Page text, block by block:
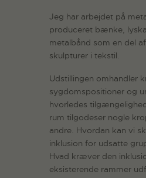
Jeg har arbejdet på
produceret bænke,
metalbånd som en del
skulpturer i tekstil.
Udstillingen omhandler
sygdomspositioner og
hvorledes
rum tilgodeser nogle
andre. Hvordan kan vi
inklusion for udsatte
Hvad kræver den
eksisterende rammer